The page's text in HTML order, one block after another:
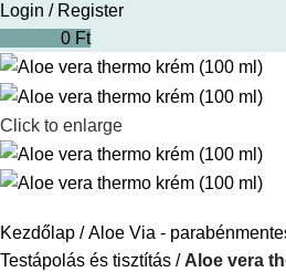
Login / Register
0 Ft
Click to enlarge
Kezdőlap
Aloe Via -
Testápolás és tisztítás
Aloe vera